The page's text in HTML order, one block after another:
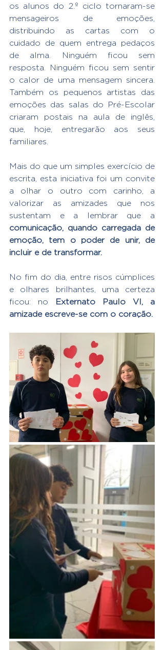
os alunos do 2.º ciclo tornaram-se
mensageiros de emoções,
distribuindo as cartas com o
cuidado de quem entrega pedaços
de alma. Ninguém ficou sem
resposta. Ninguém ficou sem sentir
o calor de uma mensagem sincera.
Também os pequenos artistas das
emoções das salas do Pré-Escolar
criaram postais na aula de inglês,
que, hoje, entregarão aos seus
familiares.
Mais do que um simples exercício de
escrita, esta iniciativa foi um convite
a olhar o outro com carinho, a
valorizar as amizades que nos
comunicação, quando carregada de
emoção, tem o poder de unir, de
incluir e de transformar.
No fim do dia, entre risos cúmplices
e olhares brilhantes, uma certeza
ficou: no
Externato Paulo VI, a
amizade escreve-se com o coração.